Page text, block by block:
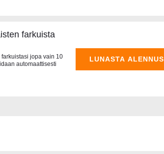
farkuista
jopa vain 10
automaattisesti
LUNASTA ALENNUS